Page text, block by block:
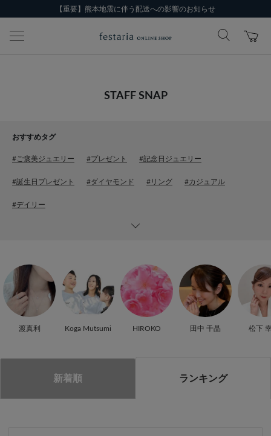
【重要】熊本地震に伴う配送への影響のお知らせ
STAFF SNAP
おすすめタグ
#ご褒美ジュエリー #プレゼント #記念日ジュエリー
#誕生日プレゼント #ダイヤモンド #リング #カジュアル
#デイリー
渡真利 Koga Mutsumi HIROKO 田中 千晶 松下
新着順 ランキング